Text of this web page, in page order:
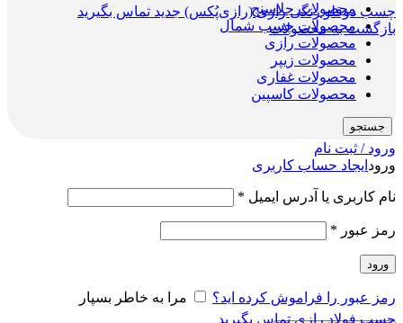
محصولات جلاسنج
محصولات چسب شمال
محصولات رازی
محصولات زیپر
محصولات غفاری
محصولات کاسپین
جستجو
ورود / ثبت نام
ورود ایجاد حساب کاربری
نام کاربری یا آدرس ایمیل *
رمز عبور *
ورود
رمز عبور را فراموش کرده اید؟ مرا به خاطر بسپار
چسب دوقلو رنگی رازی (رازی‌پُکس) جدید تماس بگیرید
بازگشت به محصولات
چسب فولاد رازیتماس بگیرید